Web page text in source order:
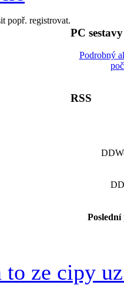
popř. registrovat.
PC
Podrobný
RSS
ze cipy